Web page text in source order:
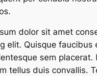
dolor sit amet
elit. Quisque faucibus
sem placerat.
tellus duis convallis.